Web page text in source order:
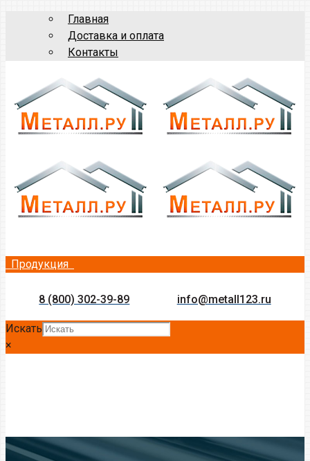
Главная
Доставка и оплата
Контакты
Продукция
8 (800) 302-39-89 info@metall123.ru
Искать
×